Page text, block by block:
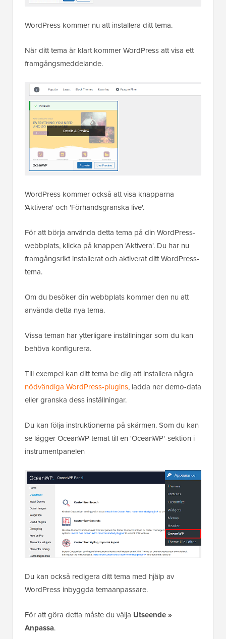
WordPress kommer nu att installera ditt tema.
När ditt tema är klart kommer WordPress att visa ett
framgångsmeddelande.
WordPress kommer också att visa knapparna
'Aktivera' och 'Förhandsgranska live'.
För att börja använda detta tema på din WordPress-
webbplats, klicka på knappen 'Aktivera'. Du har nu
framgångsrikt installerat och aktiverat ditt WordPress-
tema.
Om du besöker din webbplats kommer den nu att
använda detta nya tema.
Vissa teman har ytterligare inställningar som du kan
behöva konfigurera.
Till exempel kan ditt tema be dig att installera några
nödvändiga WordPress-plugins, ladda ner demo-data
eller granska dess inställningar.
Du kan följa instruktionerna på skärmen. Som du kan
se lägger OceanWP-temat till en 'OceanWP'-sektion i
instrumentpanelen
Du kan också redigera ditt tema med hjälp av
WordPress inbyggda temaanpassare.
För att göra detta måste du välja Utseende »
Anpassa.